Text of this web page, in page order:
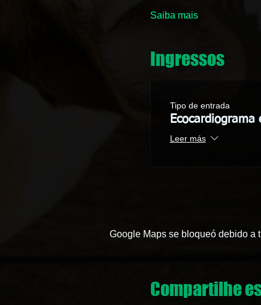
Saiba mais
Ingressos
Tipo de entrada
Leer más
Google Maps se bloqueó debido a
Compartilhe